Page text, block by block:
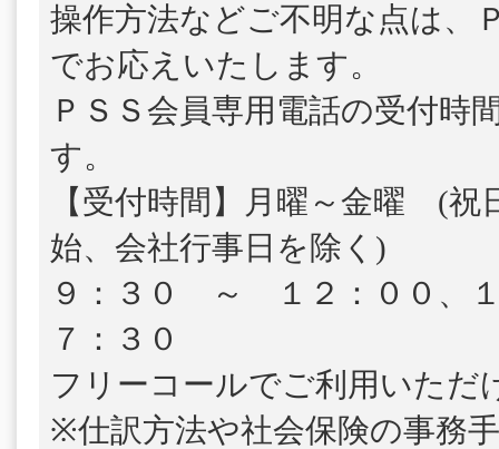
操作方法などご不明な点は、
でお応えいたします。
ＰＳＳ会員専用電話の受付時
す。
【受付時間】月曜～金曜 (祝
始、会社行事日を除く)
９：３０ ～ １２：００、
７：３０
フリーコールでご利用いただ
※仕訳方法や社会保険の事務